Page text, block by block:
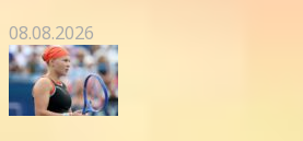
08.08.2026